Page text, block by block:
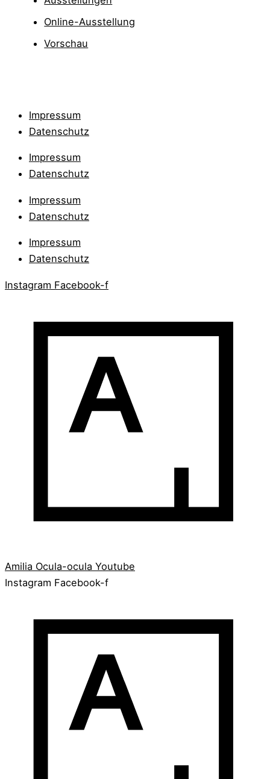
Online-Ausstellung
Vorschau
Impressum
Datenschutz
Impressum
Datenschutz
Impressum
Datenschutz
Impressum
Datenschutz
Instagram Facebook-f
Amilia Ocula-ocula Youtube
Instagram Facebook-f